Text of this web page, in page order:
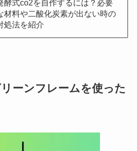
酵式co2を自作するには？必要
材料や二酸化炭素が出ない時の
処法を紹介
ーンフレームを使った